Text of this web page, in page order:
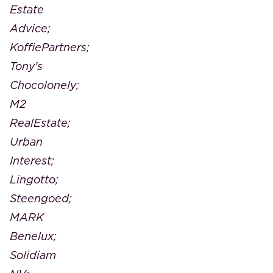
Estate
Advice;
KoffiePartners;
Tony's
Chocolonely;
M2
RealEstate;
Urban
Interest;
Lingotto;
Steengoed;
MARK
Benelux;
Solidiam